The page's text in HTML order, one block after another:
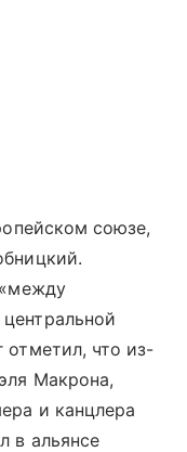
союзе,
отметил, что из-
Макрона,
и канцлера
в альянсе